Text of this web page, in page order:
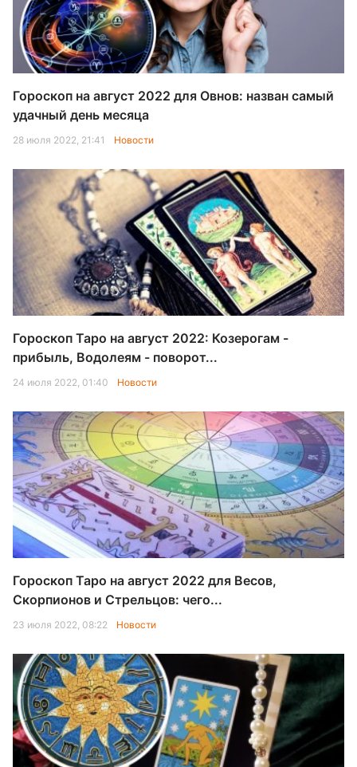
Гороскоп на август 2022 для Овнов: назван самый
удачный день месяца
28 июля 2022, 21:41 Новости
Гороскоп Таро на август 2022: Козерогам -
прибыль, Водолеям - поворот...
24 июля 2022, 01:40 Новости
Гороскоп Таро на август 2022 для Весов,
Скорпионов и Стрельцов: чего...
23 июля 2022, 08:22 Новости